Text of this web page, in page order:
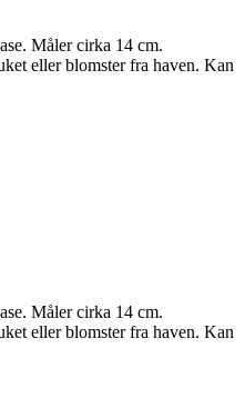
Måler cirka 14 cm.
eller blomster fra haven. Kan
Måler cirka 14 cm.
eller blomster fra haven. Kan